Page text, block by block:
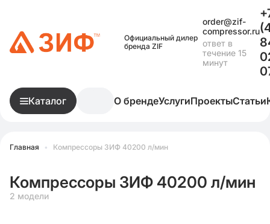
Официальный дилер
бренда ZIF
order@zif-
compressor.ru
ответ в
течение 15
минут
Каталог О брендеУслугиПроектыСтатьи
Главная • Компрессоры ЗИФ 40200 л/мин
Компрессоры ЗИФ 40200 л/мин
2 модели